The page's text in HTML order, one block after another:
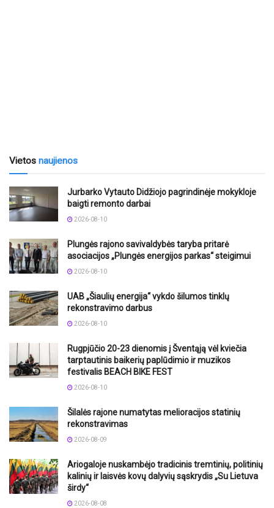
Vietos naujienos
Jurbarko Vytauto Didžiojo pagrindinėje mokykloje
baigti remonto darbai
2026-08-10
Plungės rajono savivaldybės taryba pritarė
asociacijos „Plungės energijos parkas“ steigimui
2026-08-10
UAB „Šiaulių energija“ vykdo šilumos tinklų
rekonstravimo darbus
2026-08-10
Rugpjūčio 20-23 dienomis į Šventąją vėl kviečia
tarptautinis baikerių paplūdimio ir muzikos
festivalis BEACH BIKE FEST
2026-08-10
Šilalės rajone numatytas melioracijos statinių
rekonstravimas
2026-08-09
Ariogaloje nuskambėjo tradicinis tremtinių, politinių
kalinių ir laisvės kovų dalyvių sąskrydis „Su Lietuva
širdy“
2026-08-08